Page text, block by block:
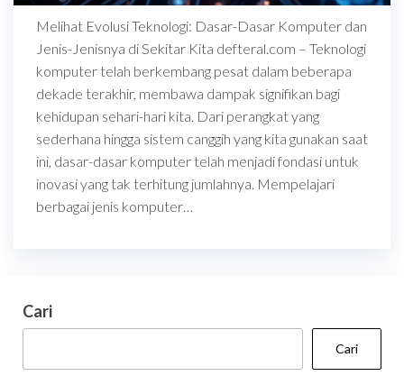
Melihat Evolusi Teknologi: Dasar-Dasar Komputer dan
Jenis-Jenisnya di Sekitar Kita defteral.com – Teknologi
komputer telah berkembang pesat dalam beberapa
dekade terakhir, membawa dampak signifikan bagi
kehidupan sehari-hari kita. Dari perangkat yang
sederhana hingga sistem canggih yang kita gunakan saat
ini, dasar-dasar komputer telah menjadi fondasi untuk
inovasi yang tak terhitung jumlahnya. Mempelajari
berbagai jenis komputer…
Cari
Cari